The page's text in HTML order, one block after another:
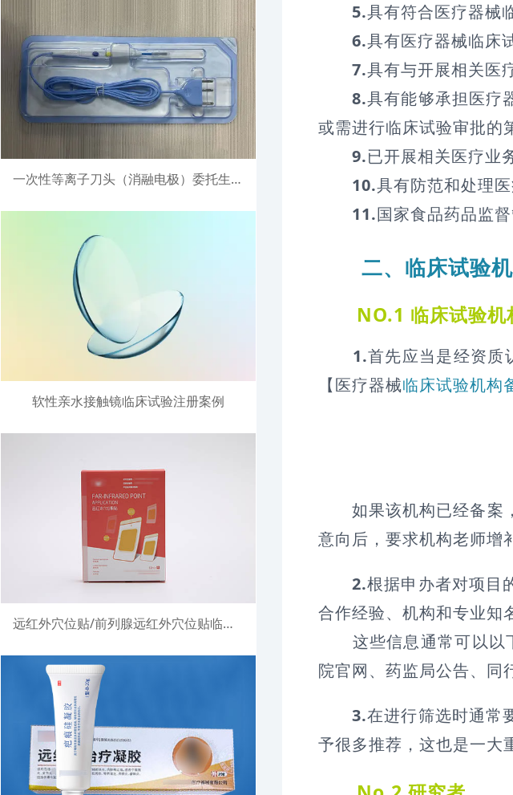
一次性等离子刀头（消融电极）委托生产注册案例
软性亲水接触镜临床试验注册案例
远红外穴位贴/前列腺远红外穴位贴临床试验注册案例
5.具有符合医疗器械
6.具有医疗器械临床
7.具有与开展相关医
8.具有能够承担医疗
或需进行临床试验审批的
9.已开展相关医疗业
10.具有防范和处理
11.国家食品药品监
二、临床试验
NO.1 临床试验机
1.首先应当是经资质
【医疗器械临床试验机构
如果该机构已经备案，
意向后，要求机构老师增
2.根据申办者对项目
合作经验、机构和专业知
这些信息通常可以以下
院官网、药监局公告、同
3.在进行筛选时通常
予很多推荐，这也是一大